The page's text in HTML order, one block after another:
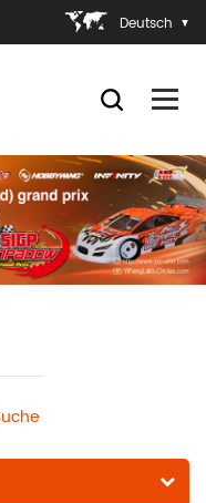
Deutsch